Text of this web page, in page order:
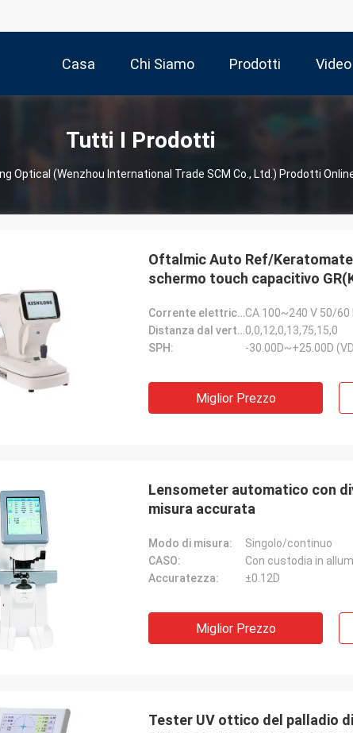
Casa Chi Siamo Prodotti Video
Tutti I Prodotti
Optical (Wenzhou International Trade SCM Co., Ltd.) Prodotti
Oftalmic Auto Ref/
schermo touch capacitivo
Corrente elettrica:CA 100~240 V 50/60
Distanza dal vertice (VD):0,0,12,0,13,75,15,0
SPH:
-30.00D~+25.00D
Miglior Prezzo
Lensometer automatico con
misura accurata
Modo di misura:
Singolo/continuo
CASO:
Con custodia in
Accuratezza:
±0.12D
Miglior Prezzo
Tester UV ottico del palladio